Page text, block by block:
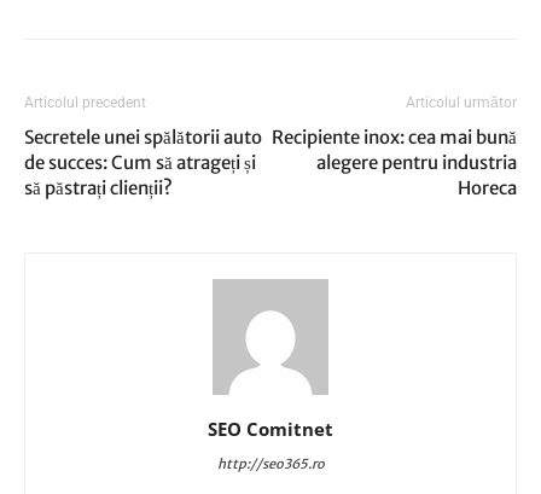
Articolul precedent
Secretele unei spălătorii auto
de succes: Cum să atrageți și
să păstrați clienții?
Articolul următor
Recipiente inox: cea mai bună
alegere pentru industria
Horeca
SEO Comitnet
http://seo365.ro